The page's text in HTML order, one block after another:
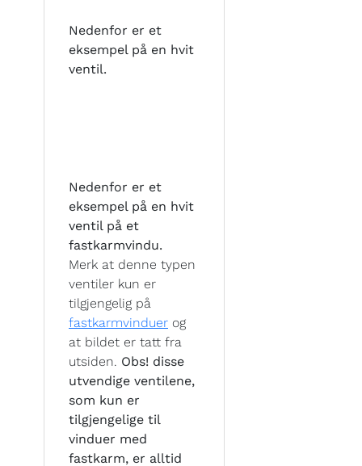
Nedenfor er et
eksempel på en hvit
ventil.
Nedenfor er et
eksempel på en hvit
ventil på et
fastkarmvindu.
Merk at denne typen
ventiler kun er
tilgjengelig på
fastkarmvinduer og
at bildet er tatt fra
utsiden. Obs! disse
utvendige ventilene,
som kun er
tilgjengelige til
vinduer med
fastkarm, er alltid